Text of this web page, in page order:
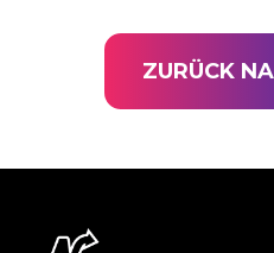
ZURÜCK